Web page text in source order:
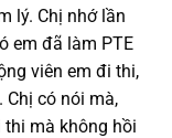
lý. Chị nhớ lần
em đã làm PTE
viên em đi thi,
Chị có nói mà,
mà không hồi